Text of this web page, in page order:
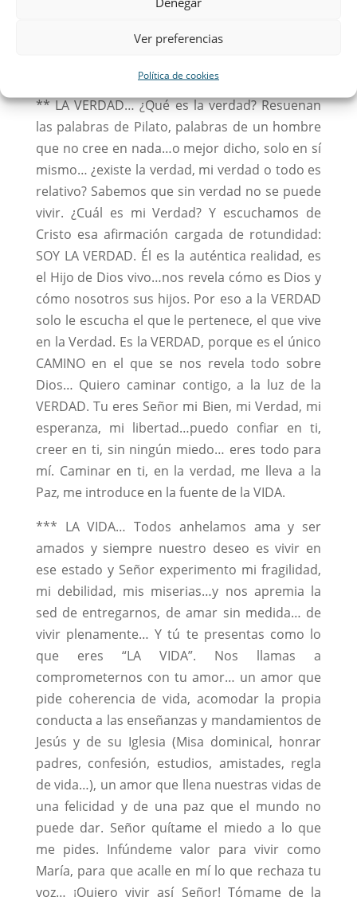
Ver preferencias
Política de cookies
conmigo, entra en mi corazón, soy tú camino… no
mi corazón y encontrarás la VERDAD, de Dios, de tu
** LA VERDAD… ¿Qué es la verdad? Resuenan
las palabras de Pilato, palabras de un hombre
que no cree en nada…o mejor dicho, solo en sí
mismo… ¿existe la verdad, mi verdad o todo es
relativo? Sabemos que sin verdad no se puede
vivir. ¿Cuál es mi Verdad? Y escuchamos de
Cristo esa afirmación cargada de rotundidad:
SOY LA VERDAD. Él es la auténtica realidad, es
el Hijo de Dios vivo…nos revela cómo es Dios y
cómo nosotros sus hijos. Por eso a la VERDAD
solo le escucha el que le pertenece, el que vive
en la Verdad. Es la VERDAD, porque es el único
CAMINO en el que se nos revela todo sobre
Dios… Quiero caminar contigo, a la luz de la
VERDAD. Tu eres Señor mi Bien, mi Verdad, mi
esperanza, mi libertad…puedo confiar en ti,
creer en ti, sin ningún miedo… eres todo para
mí. Caminar en ti, en la verdad, me lleva a la
Paz, me introduce en la fuente de la VIDA.
*** LA VIDA… Todos anhelamos ama y ser
amados y siempre nuestro deseo es vivir en
ese estado y Señor experimento mi fragilidad,
mi debilidad, mis miserias…y nos apremia la
sed de entregarnos, de amar sin medida… de
vivir plenamente… Y tú te presentas como lo
que eres “LA VIDA”. Nos llamas a
comprometernos con tu amor… un amor que
pide coherencia de vida, acomodar la propia
conducta a las enseñanzas y mandamientos de
Jesús y de su Iglesia (Misa dominical, honrar
padres, confesión, estudios, amistades, regla
de vida…), un amor que llena nuestras vidas de
una felicidad y de una paz que el mundo no
puede dar. Señor quítame el miedo a lo que
me pides. Infúndeme valor para vivir como
María, para que acalle en mí lo que rechaza tu
voz… ¡Quiero vivir así Señor! Tómame de la